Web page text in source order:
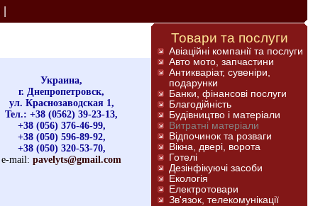
Украина,
г. Днепропетровск,
ул. Краснозаводская 1,
Тел.: +38 (0562) 39-23-13,
+38 (056) 376-46-99,
+38 (050) 596-89-92,
+38 (050) 320-53-70,
e-mail: pavelyts@gmail.com
Товари та послуги
Авіаційні компанії та послуги
Авто мото, запчастини
Антикваріат, сувеніри,
подарунки
Банки, фінансові послуги
Благодійність
Будівництво і матеріали
Витратні матеріали
Відпочинок та розваги
Вікна, двері, ворота
Готелі
Дезінфікуючі засоби
Екологія
Електротовари
Зв'язок, телекомунікації